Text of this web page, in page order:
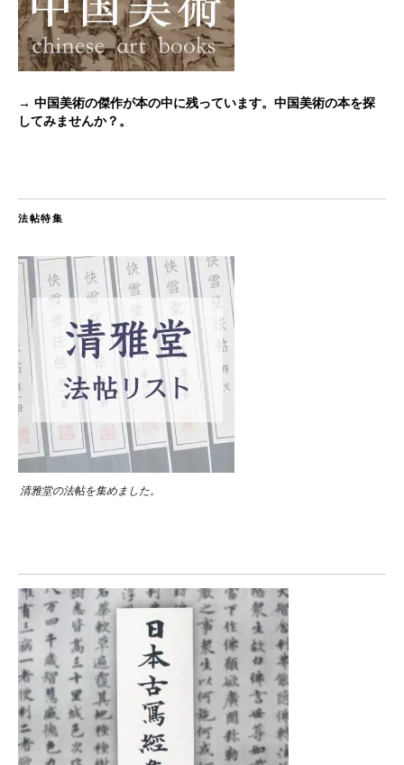
→ 中国美術の傑作が本の中に残っています。中国美術の本を探
してみませんか？。
法帖特集
清雅堂の法帖を集めました。